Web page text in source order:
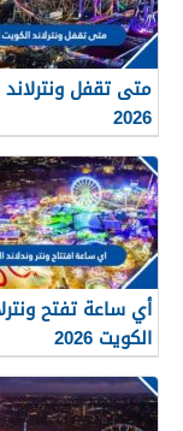
متى تقفل ونترلاند
2026
أي ساعة تفتح
الكويت 2026